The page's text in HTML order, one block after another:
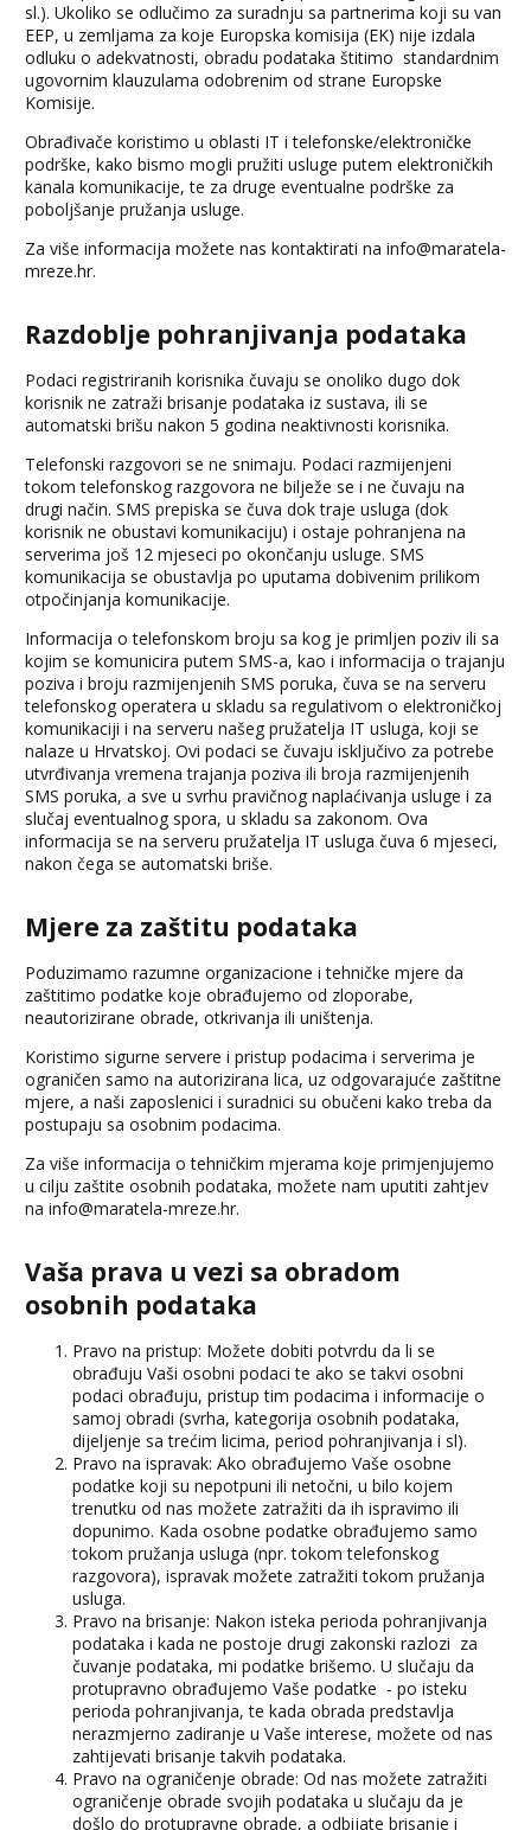
sl.). Ukoliko se odlučimo za suradnju sa partnerima koji su van
EEP, u zemljama za koje Europska komisija (EK) nije izdala
odluku o adekvatnosti, obradu podataka štitimo standardnim
ugovornim klauzulama odobrenim od strane Europske
Komisije.
Obrađivače koristimo u oblasti IT i telefonske/elektroničke
podrške, kako bismo mogli pružiti usluge putem elektroničkih
kanala komunikacije, te za druge eventualne podrške za
poboljšanje pružanja usluge.
Za više informacija možete nas kontaktirati na info@maratela-
mreze.hr.
Razdoblje pohranjivanja podataka
Podaci registriranih korisnika čuvaju se onoliko dugo dok
korisnik ne zatraži brisanje podataka iz sustava, ili se
automatski brišu nakon 5 godina neaktivnosti korisnika.
Telefonski razgovori se ne snimaju. Podaci razmijenjeni
tokom telefonskog razgovora ne bilježe se i ne čuvaju na
drugi način. SMS prepiska se čuva dok traje usluga (dok
korisnik ne obustavi komunikaciju) i ostaje pohranjena na
serverima još 12 mjeseci po okončanju usluge. SMS
komunikacija se obustavlja po uputama dobivenim prilikom
otpočinjanja komunikacije.
Informacija o telefonskom broju sa kog je primljen poziv ili sa
kojim se komunicira putem SMS-a, kao i informacija o trajanju
poziva i broju razmijenjenih SMS poruka, čuva se na serveru
telefonskog operatera u skladu sa regulativom o elektroničkoj
komunikaciji i na serveru našeg pružatelja IT usluga, koji se
nalaze u Hrvatskoj. Ovi podaci se čuvaju isključivo za potrebe
utvrđivanja vremena trajanja poziva ili broja razmijenjenih
SMS poruka, a sve u svrhu pravičnog naplaćivanja usluge i za
slučaj eventualnog spora, u skladu sa zakonom. Ova
informacija se na serveru pružatelja IT usluga čuva 6 mjeseci,
nakon čega se automatski briše.
Mjere za zaštitu podataka
Poduzimamo razumne organizacione i tehničke mjere da
zaštitimo podatke koje obrađujemo od zloporabe,
neautorizirane obrade, otkrivanja ili uništenja.
Koristimo sigurne servere i pristup podacima i serverima je
ograničen samo na autorizirana lica, uz odgovarajuće zaštitne
mjere, a naši zaposlenici i suradnici su obučeni kako treba da
postupaju sa osobnim podacima.
Za više informacija o tehničkim mjerama koje primjenjujemo
u cilju zaštite osobnih podataka, možete nam uputiti zahtjev
na info@maratela-mreze.hr.
Vaša prava u vezi sa obradom
osobnih podataka
Pravo na pristup: Možete dobiti potvrdu da li se
obrađuju Vaši osobni podaci te ako se takvi osobni
podaci obrađuju, pristup tim podacima i informacije o
samoj obradi (svrha, kategorija osobnih podataka,
dijeljenje sa trećim licima, period pohranjivanja i sl).
Pravo na ispravak: Ako obrađujemo Vaše osobne
podatke koji su nepotpuni ili netočni, u bilo kojem
trenutku od nas možete zatražiti da ih ispravimo ili
dopunimo. Kada osobne podatke obrađujemo samo
tokom pružanja usluga (npr. tokom telefonskog
razgovora), ispravak možete zatražiti tokom pružanja
usluga.
Pravo na brisanje: Nakon isteka perioda pohranjivanja
podataka i kada ne postoje drugi zakonski razlozi za
čuvanje podataka, mi podatke brišemo. U slučaju da
protupravno obrađujemo Vaše podatke - po isteku
perioda pohranjivanja, te kada obrada predstavlja
nerazmjerno zadiranje u Vaše interese, možete od nas
zahtijevati brisanje takvih podataka.
Pravo na ograničenje obrade: Od nas možete zatražiti
ograničenje obrade svojih podataka u slučaju da je
došlo do protupravne obrade, a odbijate brisanje i